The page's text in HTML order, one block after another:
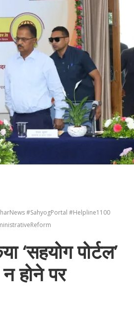
#SahyogPortal #Helpline1100
‘सहयोग पोर्टल’
होने पर